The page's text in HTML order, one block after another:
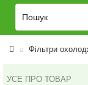
Фільтри
УСЕ ПРО ТОВАР